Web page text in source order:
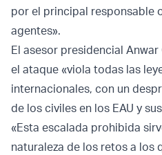
por el principal responsable
agentes».
El asesor presidencial
el ataque «viola todas las
internacionales, con un
de los civiles en los EAU y
«Esta escalada prohibida
naturaleza de los retos a los